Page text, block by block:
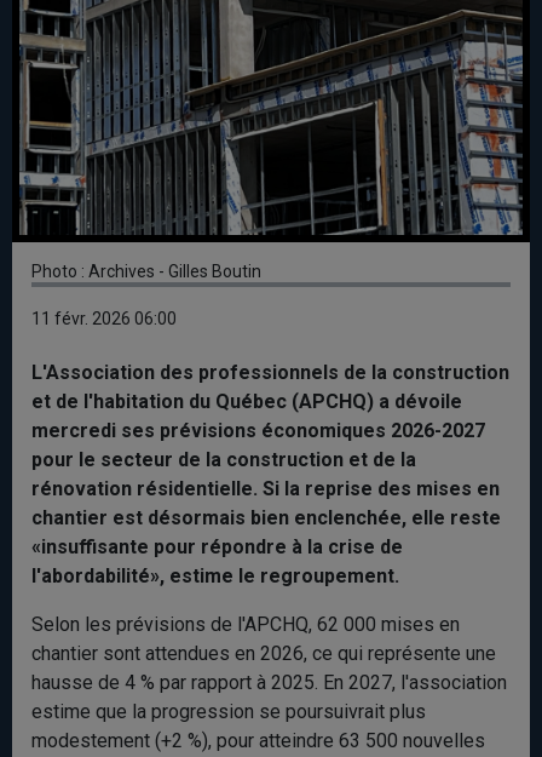
Photo : Archives - Gilles Boutin
11 févr. 2026 06:00
L'Association des professionnels de la construction
et de l'habitation du Québec (APCHQ) a dévoile
mercredi ses prévisions économiques 2026-2027
pour le secteur de la construction et de la
rénovation résidentielle. Si la reprise des mises en
chantier est désormais bien enclenchée, elle reste
«insuffisante pour répondre à la crise de
l'abordabilité», estime le regroupement.
Selon les prévisions de l'APCHQ, 62 000 mises en
chantier sont attendues en 2026, ce qui représente une
hausse de 4 % par rapport à 2025. En 2027, l'association
estime que la progression se poursuivrait plus
modestement (+2 %), pour atteindre 63 500 nouvelles